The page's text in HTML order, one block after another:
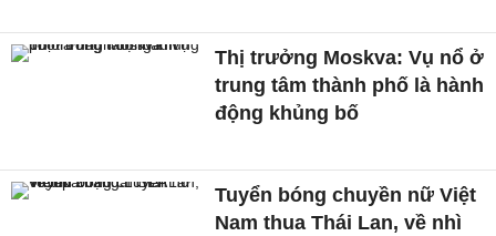
Thị trưởng Moskva: Vụ nổ ở
trung tâm thành phố là hành
động khủng bố
Tuyển bóng chuyền nữ Việt
Nam thua Thái Lan, về nhì